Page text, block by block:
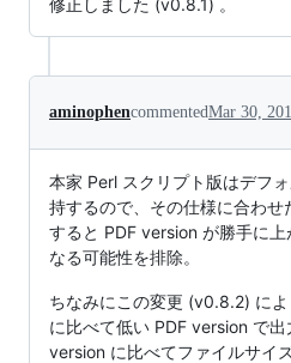
aminophencommentedMar 30,
本家 Perl スクリプト版はデフ
持するので、その仕様に合わ
すると PDF version が勝手に
なる可能性を排除。
ちなみにこの変更 (v0.8.2) に
に比べて低い PDF version で
version に比べてファイルサイ